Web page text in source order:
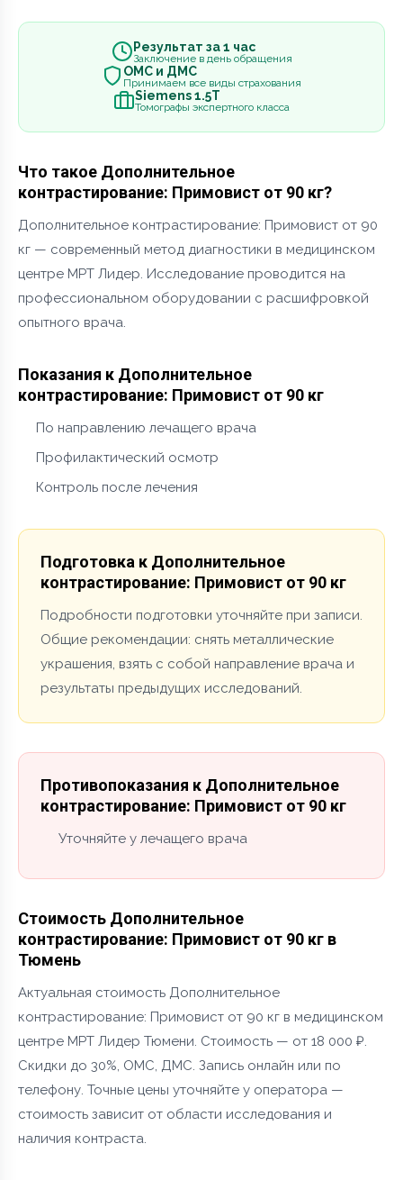
Результат за 1 час
Заключение в день обращения
ОМС и ДМС
Принимаем все виды страхования
Siemens 1.5Т
Томографы экспертного класса
Что такое Дополнительное
контрастирование: Примовист от 90 кг?
Дополнительное контрастирование: Примовист от 90
кг — современный метод диагностики в медицинском
центре МРТ Лидер. Исследование проводится на
профессиональном оборудовании с расшифровкой
опытного врача.
Показания к Дополнительное
контрастирование: Примовист от 90 кг
По направлению лечащего врача
Профилактический осмотр
Контроль после лечения
Подготовка к Дополнительное
контрастирование: Примовист от 90 кг
Подробности подготовки уточняйте при записи.
Общие рекомендации: снять металлические
украшения, взять с собой направление врача и
результаты предыдущих исследований.
Противопоказания к Дополнительное
контрастирование: Примовист от 90 кг
Уточняйте у лечащего врача
Стоимость Дополнительное
контрастирование: Примовист от 90 кг в
Тюмень
Актуальная стоимость Дополнительное
контрастирование: Примовист от 90 кг в медицинском
центре МРТ Лидер Тюмени. Стоимость — от 18 000 ₽.
Скидки до 30%, ОМС, ДМС. Запись онлайн или по
телефону. Точные цены уточняйте у оператора —
стоимость зависит от области исследования и
наличия контраста.